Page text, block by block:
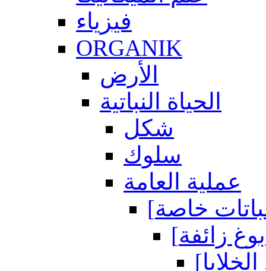
فيزياء
ORGANIK
الأرض
الحياة النباتية
شكل
سلوك
عملية العامة